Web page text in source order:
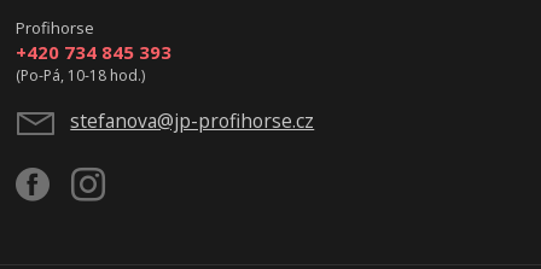
Profihorse
+420 734 845 393
(Po-Pá, 10-18 hod.)
stefanova@jp-profihorse.cz